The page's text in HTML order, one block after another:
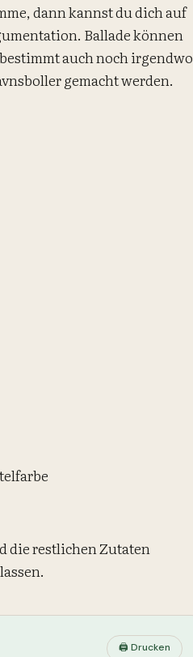
dann kannst du dich auf
Ballade können
auch noch irgendwo
gemacht werden.
die restlichen Zutaten
🖨 Drucken